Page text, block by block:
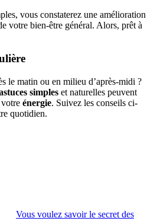
vous constaterez une amélioration
votre bien-être général. Alors, prêt à
le matin ou en milieu d’après-midi ?
simples et naturelles peuvent
énergie. Suivez les conseils ci-
quotidien.
Vous voulez savoir le secret des